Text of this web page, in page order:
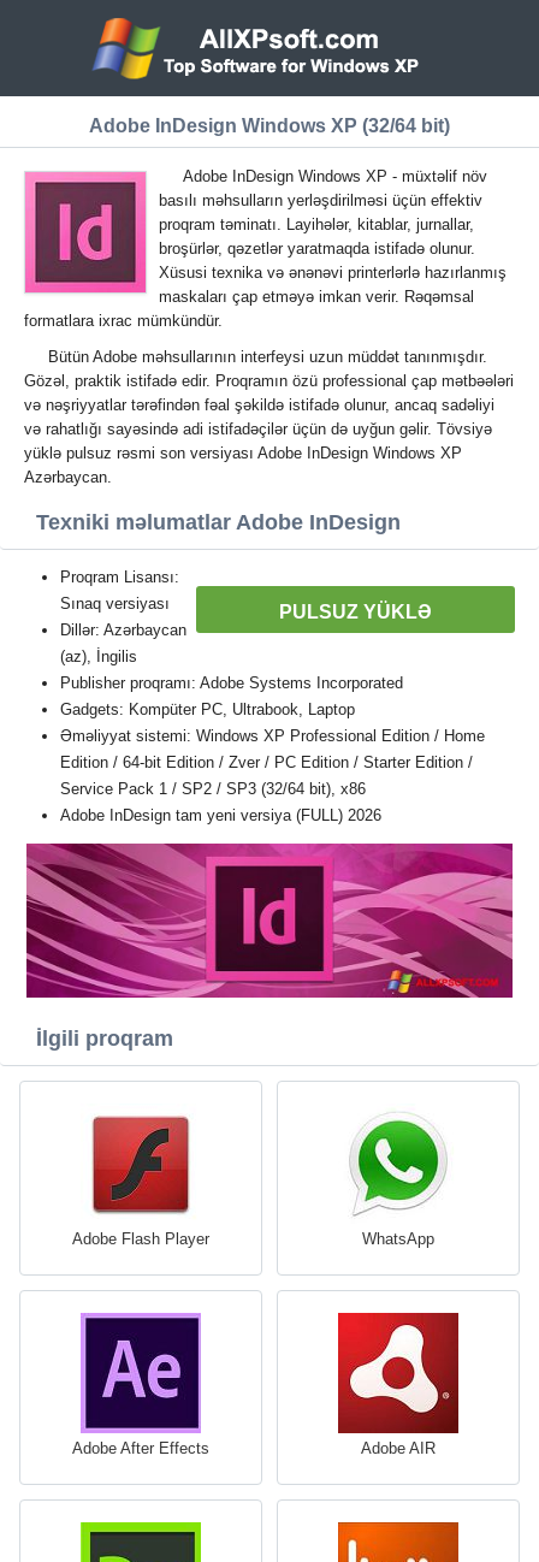
Adobe InDesign Windows XP (32/64 bit)
Adobe InDesign Windows XP - müxtəlif növ
basılı məhsulların yerləşdirilməsi üçün effektiv
proqram təminatı. Layihələr, kitablar, jurnallar,
broşürlər, qəzetlər yaratmaqda istifadə olunur.
Xüsusi texnika və ənənəvi printerlərlə hazırlanmış
maskaları çap etməyə imkan verir. Rəqəmsal
formatlara ixrac mümkündür.
Bütün Adobe məhsullarının interfeysi uzun müddət tanınmışdır.
Gözəl, praktik istifadə edir. Proqramın özü professional çap mətbəələri
və nəşriyyatlar tərəfindən fəal şəkildə istifadə olunur, ancaq sadəliyi
və rahatlığı sayəsində adi istifadəçilər üçün də uyğun gəlir. Tövsiyə
yüklə pulsuz rəsmi son versiyası Adobe InDesign Windows XP
Azərbaycan.
Texniki məlumatlar Adobe InDesign
PULSUZ YÜKLƏ
Proqram Lisansı:
Sınaq versiyası
Dillər: Azərbaycan
(az), İngilis
Publisher proqramı: Adobe Systems Incorporated
Gadgets: Kompüter PC, Ultrabook, Laptop
Əməliyyat sistemi: Windows XP Professional Edition / Home
Edition / 64-bit Edition / Zver / PC Edition / Starter Edition /
Service Pack 1 / SP2 / SP3 (32/64 bit), x86
Adobe InDesign tam yeni versiya (FULL) 2026
İlgili proqram
Adobe Flash Player WhatsApp
Adobe After Effects Adobe AIR